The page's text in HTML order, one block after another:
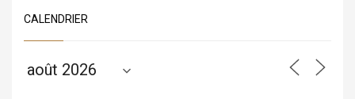
CALENDRIER